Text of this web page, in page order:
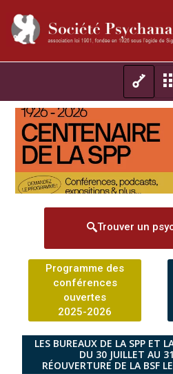
Trouver un
Programme des
conférences
ouvertes
2025-2026
LES BUREAUX DE LA SPP ET
DU 30 JUILLET AU
RÉOUVERTURE DE LA BSF